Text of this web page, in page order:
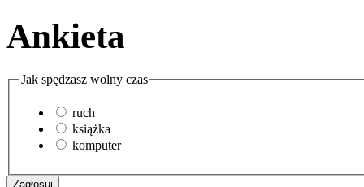
Ankieta
Jak spędzasz wolny czas
ruch
książka
komputer